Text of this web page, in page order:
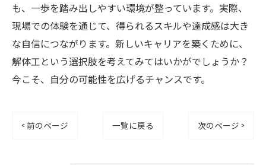
も、一歩を踏み出しやすい環境が整っています。実際、
現場での体験を通じて、得られるスキルや達成感は大き
な自信につながります。新しいキャリアを築くために、
解体工という選択肢を考えてみてはいかがでしょうか？
今こそ、自分の可能性を広げるチャンスです。
< 前のページ 一覧に戻る 次のページ >